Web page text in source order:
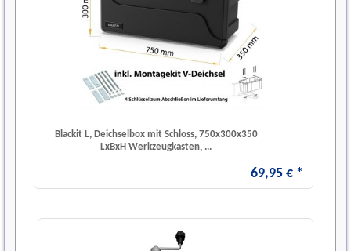
Blackit L, Deichselbox mit Schloss, 750x300x350
LxBxH Werkzeugkasten, ...
69,95 € *